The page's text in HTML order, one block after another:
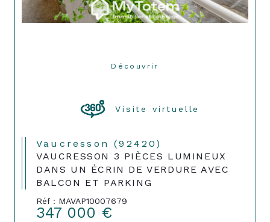
Découvrir
Visite virtuelle
Vaucresson (92420)
VAUCRESSON 3 PIÈCES LUMINEUX
DANS UN ÉCRIN DE VERDURE AVEC
BALCON ET PARKING
Réf : MAVAP10007679
347 000 €